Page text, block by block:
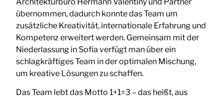
übernommen, dadurch konnte das Team um
zusätzliche Kreativität, internationale Erfahrung und
Kompetenz erweitert werden. Gemeinsam mit der
Niederlassung in Sofia verfügt man über ein
schlagkräftiges Team in der optimalen Mischung,
um kreative Lösungen zu schaffen.
Das Team lebt das Motto 1+1=3 – das heißt, aus